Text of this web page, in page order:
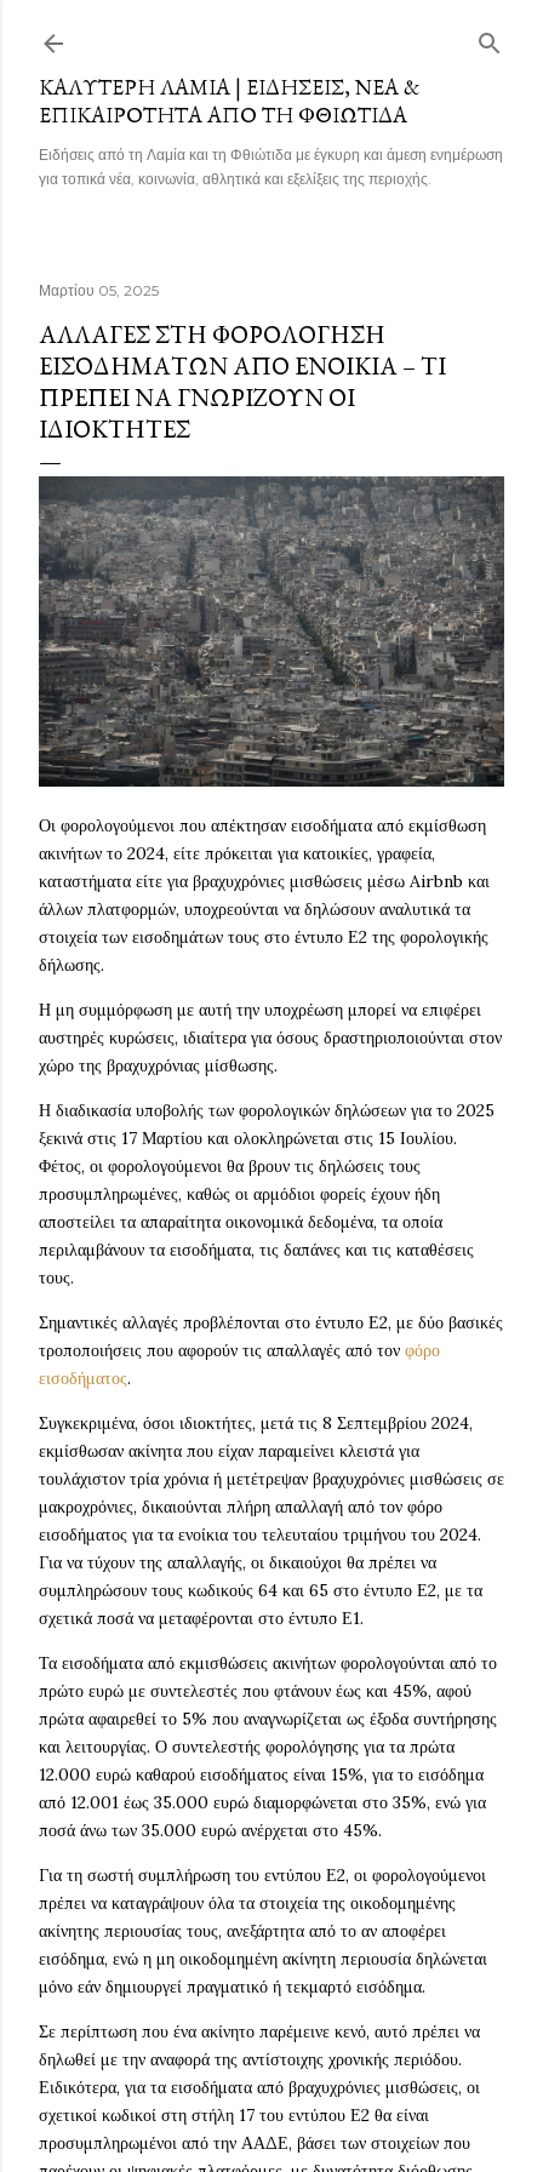
ΚΑΛΎΤΕΡΗ ΛΑΜΊΑ | ΕΙΔΉΣΕΙΣ, ΝΈΑ &
ΕΠΙΚΑΙΡΌΤΗΤΑ ΑΠΌ ΤΗ ΦΘΙΏΤΙΔΑ
Ειδήσεις από τη Λαμία και τη Φθιώτιδα με έγκυρη και άμεση ενημέρωση
για τοπικά νέα, κοινωνία, αθλητικά και εξελίξεις της περιοχής.
Μαρτίου 05, 2025
ΑΛΛΑΓΈΣ ΣΤΗ ΦΟΡΟΛΌΓΗΣΗ
ΕΙΣΟΔΗΜΆΤΩΝ ΑΠΌ ΕΝΟΊΚΙΑ – ΤΙ
ΠΡΈΠΕΙ ΝΑ ΓΝΩΡΊΖΟΥΝ ΟΙ
ΙΔΙΟΚΤΉΤΕΣ
Οι φορολογούμενοι που απέκτησαν εισοδήματα από εκμίσθωση
ακινήτων το 2024, είτε πρόκειται για κατοικίες, γραφεία,
καταστήματα είτε για βραχυχρόνιες μισθώσεις μέσω Airbnb και
άλλων πλατφορμών, υποχρεούνται να δηλώσουν αναλυτικά τα
στοιχεία των εισοδημάτων τους στο έντυπο Ε2 της φορολογικής
δήλωσης.
Η μη συμμόρφωση με αυτή την υποχρέωση μπορεί να επιφέρει
αυστηρές κυρώσεις, ιδιαίτερα για όσους δραστηριοποιούνται στον
χώρο της βραχυχρόνιας μίσθωσης.
Η διαδικασία υποβολής των φορολογικών δηλώσεων για το 2025
ξεκινά στις 17 Μαρτίου και ολοκληρώνεται στις 15 Ιουλίου.
Φέτος, οι φορολογούμενοι θα βρουν τις δηλώσεις τους
προσυμπληρωμένες, καθώς οι αρμόδιοι φορείς έχουν ήδη
αποστείλει τα απαραίτητα οικονομικά δεδομένα, τα οποία
περιλαμβάνουν τα εισοδήματα, τις δαπάνες και τις καταθέσεις
τους.
Σημαντικές αλλαγές προβλέπονται στο έντυπο Ε2, με δύο βασικές
τροποποιήσεις που αφορούν τις απαλλαγές από τον φόρο
εισοδήματος.
Συγκεκριμένα, όσοι ιδιοκτήτες, μετά τις 8 Σεπτεμβρίου 2024,
εκμίσθωσαν ακίνητα που είχαν παραμείνει κλειστά για
τουλάχιστον τρία χρόνια ή μετέτρεψαν βραχυχρόνιες μισθώσεις σε
μακροχρόνιες, δικαιούνται πλήρη απαλλαγή από τον φόρο
εισοδήματος για τα ενοίκια του τελευταίου τριμήνου του 2024.
Για να τύχουν της απαλλαγής, οι δικαιούχοι θα πρέπει να
συμπληρώσουν τους κωδικούς 64 και 65 στο έντυπο Ε2, με τα
σχετικά ποσά να μεταφέρονται στο έντυπο Ε1.
Τα εισοδήματα από εκμισθώσεις ακινήτων φορολογούνται από το
πρώτο ευρώ με συντελεστές που φτάνουν έως και 45%, αφού
πρώτα αφαιρεθεί το 5% που αναγνωρίζεται ως έξοδα συντήρησης
και λειτουργίας. Ο συντελεστής φορολόγησης για τα πρώτα
12.000 ευρώ καθαρού εισοδήματος είναι 15%, για το εισόδημα
από 12.001 έως 35.000 ευρώ διαμορφώνεται στο 35%, ενώ για
ποσά άνω των 35.000 ευρώ ανέρχεται στο 45%.
Για τη σωστή συμπλήρωση του εντύπου Ε2, οι φορολογούμενοι
πρέπει να καταγράψουν όλα τα στοιχεία της οικοδομημένης
ακίνητης περιουσίας τους, ανεξάρτητα από το αν αποφέρει
εισόδημα, ενώ η μη οικοδομημένη ακίνητη περιουσία δηλώνεται
μόνο εάν δημιουργεί πραγματικό ή τεκμαρτό εισόδημα.
Σε περίπτωση που ένα ακίνητο παρέμεινε κενό, αυτό πρέπει να
δηλωθεί με την αναφορά της αντίστοιχης χρονικής περιόδου.
Ειδικότερα, για τα εισοδήματα από βραχυχρόνιες μισθώσεις, οι
σχετικοί κωδικοί στη στήλη 17 του εντύπου Ε2 θα είναι
προσυμπληρωμένοι από την ΑΑΔΕ, βάσει των στοιχείων που